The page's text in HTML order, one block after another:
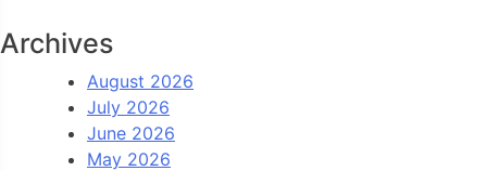
Archives
August 2026
July 2026
June 2026
May 2026